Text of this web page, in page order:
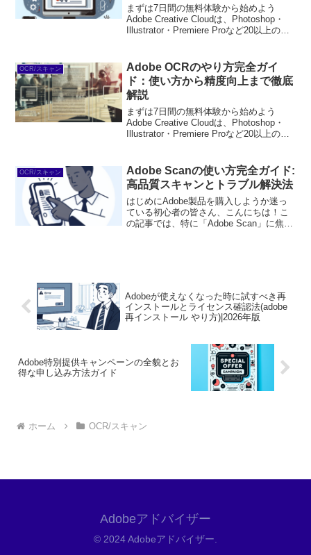
まずは7日間の無料体験から始めよう
Adobe Creative Cloudは、Photoshop・
Illustrator・Premiere Proなど20以上のア
→※...
OCR/スキャン
Adobe OCRのやり方完全ガイ
ド：使い方から精度向上まで徹底
解説
まずは7日間の無料体験から始めよう
Adobe Creative Cloudは、Photoshop・
Illustrator・Premiere Proなど20以上のア
→※...
OCR/スキャン
Adobe Scanの使い方完全ガイド:
高品質スキャンとトラブル解決法
はじめにAdobe製品を購入しようか迷っ
ている初心者の皆さん、こんにちは！こ
の記事では、特に「Adobe Scan」に焦点
Adobeが使えなくなった時に試すべき再
インストールとライセンス確認法(adobe
再インストール やり方)|2026年版
Adobe特別提供キャンペーンの全貌とお
得な申し込み方法ガイド
ホーム OCR/スキャン
Adobeアドバイザー
© 2024 Adobeアドバイザー.